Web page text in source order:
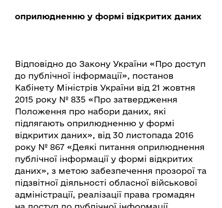
оприлюдненню у формі відкритих даних
Відповідно до Закону України «Про доступ
до публічної інформації», постанов
Кабінету Міністрів України від 21 жовтня
2015 року № 835 «Про затвердження
Положення про набори даних, які
підлягають оприлюдненню у формі
відкритих даних», від 30 листопада 2016
року № 867 «Деякі питання оприлюднення
публічної інформації у формі відкритих
даних», з метою забезпечення прозорої та
підзвітної діяльності обласної військової
адміністрації, реалізації права громадян